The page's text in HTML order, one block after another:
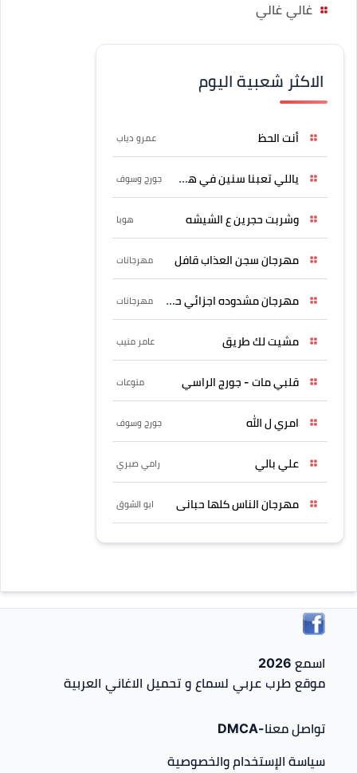
غالي غالي
الاكثر شعبية اليوم
أنت الحظ عمرو دياب
ياللي تعبنا سنين في هواه جورج وسوف
وشربت حجرين ع الشيشه هوبا
مهرجان سجن العذاب قافل مهرجانات
مهرجان مشدوده اجزائي حربونى مهرجانات
مشيت لك طريق عامر منيب
قلبي مات - جورج الراسي منوعات
امري ل الله جورج وسوف
علي بالي رامي صبري
مهرجان الناس كلها حبانى ابو الشوق
اسمع 2026
موقع طرب عربي لسماع و تحميل الاغاني العربية
تواصل معنا-DMCA
سياسة الإستخدام والخصوصية